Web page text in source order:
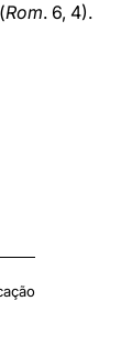
Rom. 6, 4).